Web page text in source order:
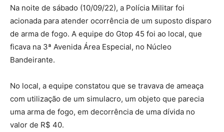
Na noite de sábado (10/09/22), a Polícia Militar foi
acionada para atender ocorrência de um suposto disparo
de arma de fogo. A equipe do Gtop 45 foi ao local, que
ficava na 3ª Avenida Área Especial, no Núcleo
Bandeirante.
No local, a equipe constatou que se travava de ameaça
com utilização de um simulacro, um objeto que parecia
uma arma de fogo, em decorrência de uma dívida no
valor de R$ 40.